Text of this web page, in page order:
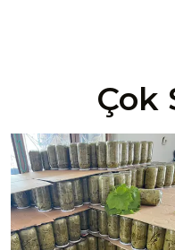
Çok